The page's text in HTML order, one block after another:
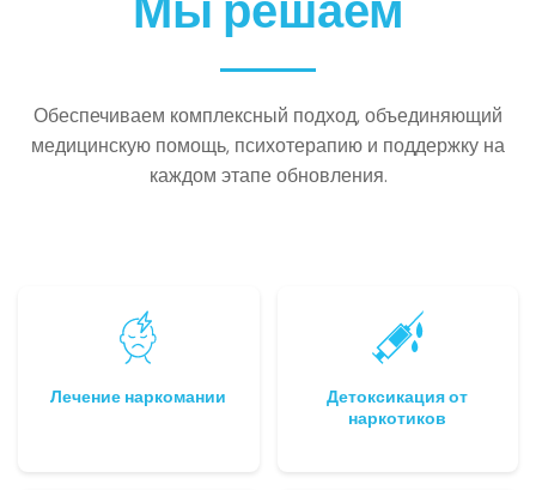
Обеспечиваем комплексный подход, объединяющий
медицинскую помощь, психотерапию и поддержку на
каждом этапе обновления.
Лечение наркомании
Детоксикация от
наркотиков